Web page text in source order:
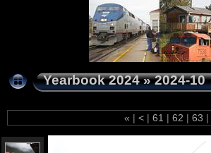
Yearbook 2024»2024-10
« | < | 61 | 62 | 63 |